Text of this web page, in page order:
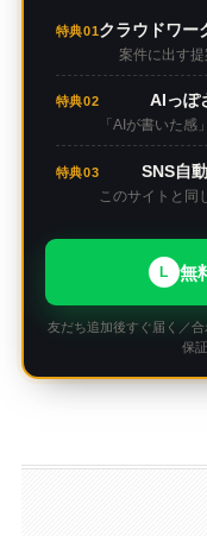
特典01クラウドワー
案件に出す
特典02 AIっぽ
「AIが書いた感
特典03 SNS自
このサイトと同
L 無
友だち追加後すぐ届く／
保